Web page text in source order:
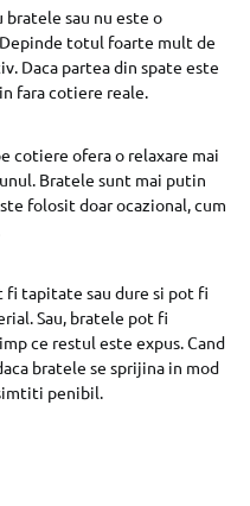
sau nu este o
totul foarte mult de
Daca partea din spate este
fara cotiere reale.
cotiere ofera o relaxare mai
Bratele sunt mai putin
folosit doar ocazional, cum
tapitate sau dure si pot fi
Sau, bratele pot fi
ce restul este expus. Cand
bratele se sprijina in mod
penibil.